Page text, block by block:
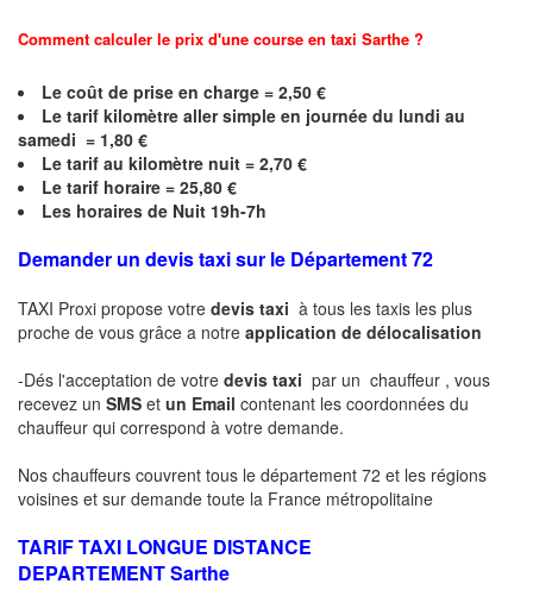
Comment calculer le prix d'une course en taxi Sarthe ?
Le coût de prise en charge = 2,50 €
Le tarif kilomètre aller simple en journée du lundi au
samedi = 1,80 €
Le tarif au kilomètre nuit = 2,70 €
Le tarif horaire = 25,80 €
Les horaires de Nuit 19h-7h
Demander un devis taxi sur le Département 72
TAXI Proxi propose votre devis taxi à tous les taxis les plus
proche de vous grâce a notre application de délocalisation
-Dés l'acceptation de votre devis taxi par un chauffeur , vous
recevez un SMS et un Email contenant les coordonnées du
chauffeur qui correspond à votre demande.
Nos chauffeurs couvrent tous le département 72 et les régions
voisines et sur demande toute la France métropolitaine
TARIF TAXI LONGUE DISTANCE
DEPARTEMENTSarthe